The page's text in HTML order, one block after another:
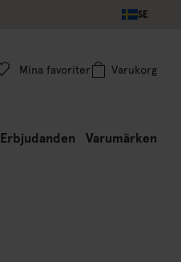
SE
Mina favoriter Varukorg
Erbjudanden Varumärken